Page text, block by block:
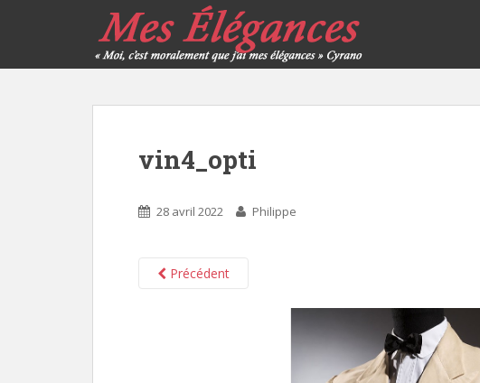
vin4_opti
28 avril 2022 Philippe
Précédent